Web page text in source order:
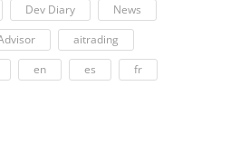
Dev Diary
News
aitrading
en es
fr